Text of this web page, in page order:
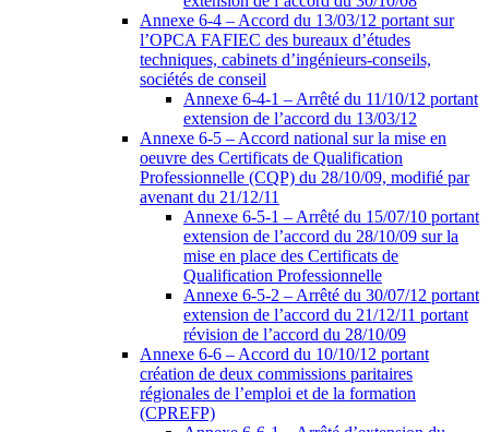
Annexe 6-4 – Accord du 13/03/12 portant sur
l’OPCA FAFIEC des bureaux d’études
techniques, cabinets d’ingénieurs-conseils,
sociétés de conseil
Annexe 6-4-1 – Arrêté du 11/10/12 portant
extension de l’accord du 13/03/12
Annexe 6-5 – Accord national sur la mise en
oeuvre des Certificats de Qualification
Professionnelle (CQP) du 28/10/09, modifié par
avenant du 21/12/11
Annexe 6-5-1 – Arrêté du 15/07/10 portant
extension de l’accord du 28/10/09 sur la
mise en place des Certificats de
Qualification Professionnelle
Annexe 6-5-2 – Arrêté du 30/07/12 portant
extension de l’accord du 21/12/11 portant
révision de l’accord du 28/10/09
Annexe 6-6 – Accord du 10/10/12 portant
création de deux commissions paritaires
régionales de l’emploi et de la formation
(CPREFP)